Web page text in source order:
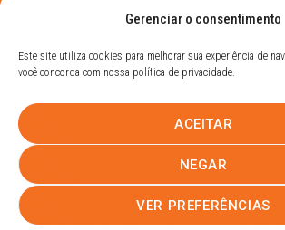
Gerenciar o consentimento
Este site utiliza cookies para melhorar sua experiência de
você concorda com nossa política de privacidade.
ACEITAR
NEGAR
VER PREFERÊNCIAS
Política de Privacidade
UHOST
PROMOÇÕESEQUIPENOTÍCIASCONTATO